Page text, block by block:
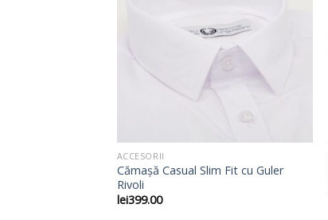
ACCESORII
Cămașă Casual Slim Fit cu Guler
Rivoli
lei399.00